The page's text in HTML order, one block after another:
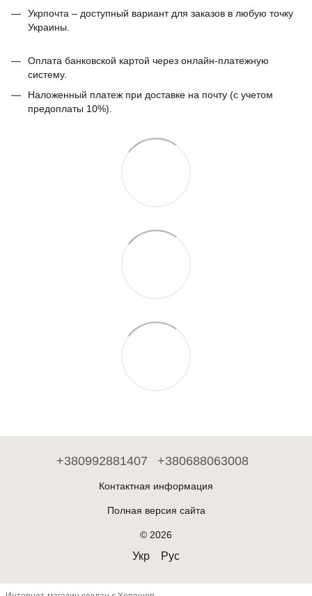
Укрпочта – доступный вариант для заказов в любую точку
Украины.
Оплата банковской картой через онлайн-платежную
систему.
Наложенный платеж при доставке на почту (с учетом
предоплаты 10%).
+380992881407 +380688063008
Контактная информация
Полная версия сайта
© 2026
Укр Рус